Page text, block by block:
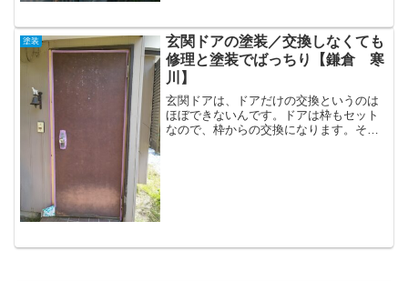
塗装
玄関ドアの塗装／交換しなくても
修理と塗装でばっちり【鎌倉 寒
川】
玄関ドアは、ドアだけの交換というのは
ほぼできないんです。ドアは枠もセット
なので、枠からの交換になります。そう